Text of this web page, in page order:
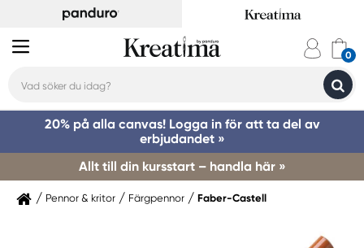
20% på alla canvas! Logga in för att ta del av
erbjudandet »
Allt till din kursstart – handla här »
Pennor & kritor Färgpennor Faber-Castell